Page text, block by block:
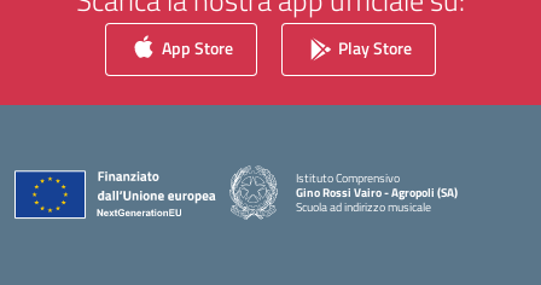
App Store Play Store
Istituto Comprensivo
Gino Rossi Vairo - Agropoli (SA)
Scuola ad indirizzo musicale